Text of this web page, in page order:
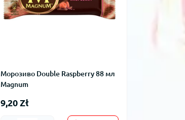
Морозиво Double Raspberry 88 мл
Magnum
9,20 Zł